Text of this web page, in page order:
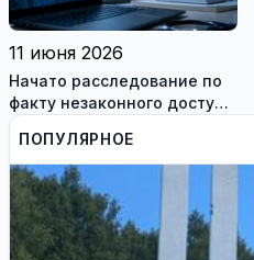
11 июня 2026
Начато расследование по
факту незаконного доступа
к информационным
системам медиков
ПОПУЛЯРНОЕ